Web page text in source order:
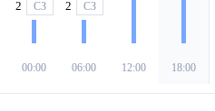
2 СЗ
00:00
2 СЗ
06:00 12:00 18:00